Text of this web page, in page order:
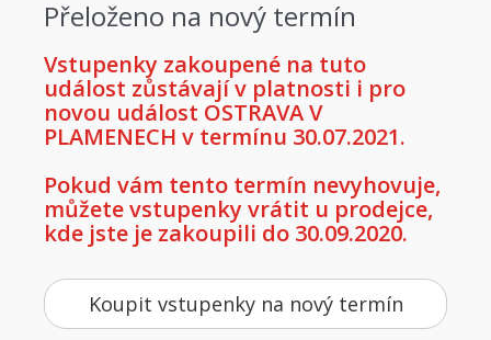
Přeloženo na nový termín
Vstupenky zakoupené na tuto
událost zůstávají v platnosti i pro
novou událost OSTRAVA V
PLAMENECH v termínu 30.07.2021.
Pokud vám tento termín nevyhovuje,
můžete vstupenky vrátit u prodejce,
kde jste je zakoupili do 30.09.2020.
Koupit vstupenky na nový termín